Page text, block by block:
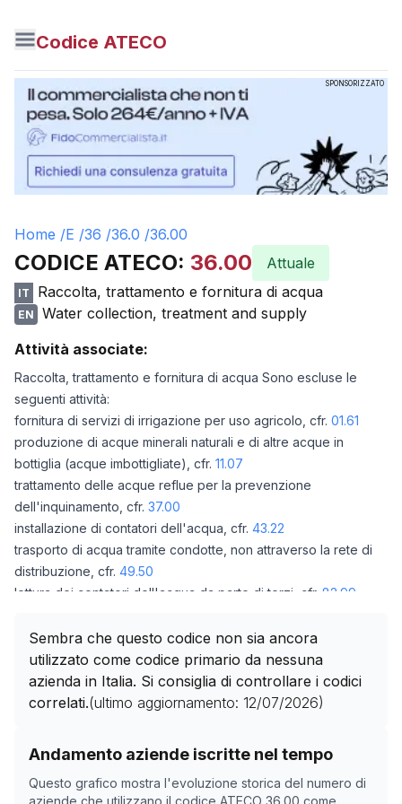
Codice ATECO
SPONSORIZZATO
Home /E /36 /36.0 /36.00
CODICE ATECO: 36.00 Attuale
IT Raccolta, trattamento e fornitura di acqua
EN
Water collection, treatment and supply
Attività associate:
Raccolta, trattamento e fornitura di acqua Sono escluse le
seguenti attività:
fornitura di servizi di irrigazione per uso agricolo, cfr. 01.61
produzione di acque minerali naturali e di altre acque in
bottiglia (acque imbottigliate), cfr. 11.07
trattamento delle acque reflue per la prevenzione
dell'inquinamento, cfr. 37.00
installazione di contatori dell'acqua, cfr. 43.22
trasporto di acqua tramite condotte, non attraverso la rete di
distribuzione, cfr. 49.50
lettura dei contatori dell'acqua da parte di terzi, cfr. 82.99
Sembra che questo codice non sia ancora
utilizzato come codice primario da nessuna
azienda in Italia. Si consiglia di controllare i codici
correlati.(ultimo aggiornamento: 12/07/2026)
Andamento aziende iscritte nel tempo
Questo grafico mostra l'evoluzione storica del numero di
aziende che utilizzano il codice ATECO 36.00 come
Storico numero di aziende con codice ATECO
Data rilevazione
25/04/2025
0